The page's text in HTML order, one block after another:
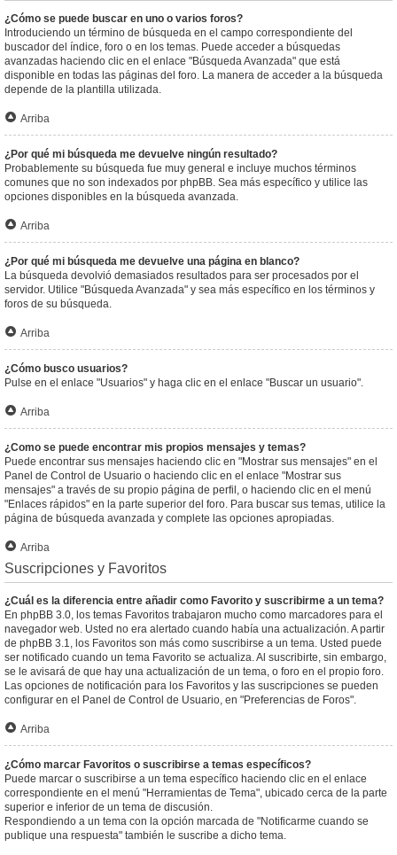
¿Cómo se puede buscar en uno o varios foros?
Introduciendo un término de búsqueda en el campo correspondiente del
buscador del índice, foro o en los temas. Puede acceder a búsquedas
avanzadas haciendo clic en el enlace "Búsqueda Avanzada" que está
disponible en todas las páginas del foro. La manera de acceder a la búsqueda
depende de la plantilla utilizada.
Arriba
¿Por qué mi búsqueda me devuelve ningún resultado?
Probablemente su búsqueda fue muy general e incluye muchos términos
comunes que no son indexados por phpBB. Sea más específico y utilice las
opciones disponibles en la búsqueda avanzada.
Arriba
¿Por qué mi búsqueda me devuelve una página en blanco?
La búsqueda devolvió demasiados resultados para ser procesados por el
servidor. Utilice "Búsqueda Avanzada" y sea más específico en los términos y
foros de su búsqueda.
Arriba
¿Cómo busco usuarios?
Pulse en el enlace "Usuarios" y haga clic en el enlace "Buscar un usuario".
Arriba
¿Como se puede encontrar mis propios mensajes y temas?
Puede encontrar sus mensajes haciendo clic en "Mostrar sus mensajes" en el
Panel de Control de Usuario o haciendo clic en el enlace "Mostrar sus
mensajes" a través de su propio página de perfil, o haciendo clic en el menú
"Enlaces rápidos" en la parte superior del foro. Para buscar sus temas, utilice la
página de búsqueda avanzada y complete las opciones apropiadas.
Arriba
Suscripciones y Favoritos
¿Cuál es la diferencia entre añadir como Favorito y suscribirme a un tema?
En phpBB 3.0, los temas Favoritos trabajaron mucho como marcadores para el
navegador web. Usted no era alertado cuando había una actualización. A partir
de phpBB 3.1, los Favoritos son más como suscribirse a un tema. Usted puede
ser notificado cuando un tema Favorito se actualiza. Al suscribirte, sin embargo,
se le avisará de que hay una actualización de un tema, o foro en el propio foro.
Las opciones de notificación para los Favoritos y las suscripciones se pueden
configurar en el Panel de Control de Usuario, en "Preferencias de Foros".
Arriba
¿Cómo marcar Favoritos o suscribirse a temas específicos?
Puede marcar o suscribirse a un tema específico haciendo clic en el enlace
correspondiente en el menú "Herramientas de Tema", ubicado cerca de la parte
superior e inferior de un tema de discusión.
Respondiendo a un tema con la opción marcada de "Notificarme cuando se
publique una respuesta" también le suscribe a dicho tema.